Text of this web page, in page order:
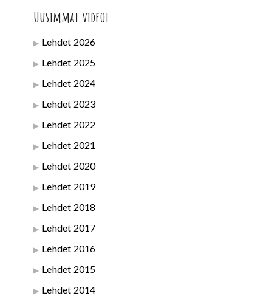
Uusimmat videot
Lehdet 2026
Lehdet 2025
Lehdet 2024
Lehdet 2023
Lehdet 2022
Lehdet 2021
Lehdet 2020
Lehdet 2019
Lehdet 2018
Lehdet 2017
Lehdet 2016
Lehdet 2015
Lehdet 2014